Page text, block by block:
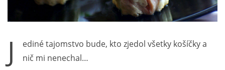
J
ediné tajomstvo bude, kto zjedol všetky košíčky a
nič mi nenechal…